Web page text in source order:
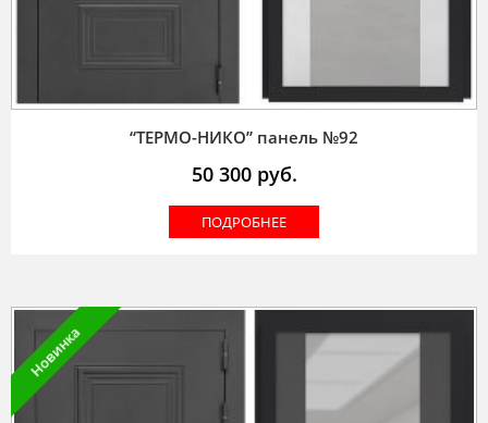
“ТЕРМО-НИКО” панель №92
50 300руб.
ПОДРОБНЕЕ
Новинка